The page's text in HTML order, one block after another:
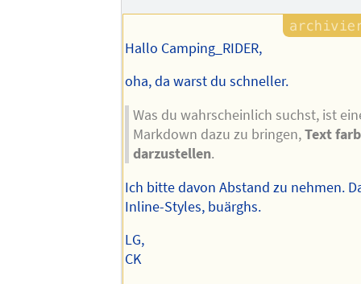
Autors
Hallo Camping_RIDER,
oha, da warst du schneller.
Was du wahrscheinlich suchst, ist
Markdown dazu zu bringen,Text
darzustellen.
Ich bitte davon Abstand zu nehmen.
Inline-Styles, buärghs.
LG,
CK